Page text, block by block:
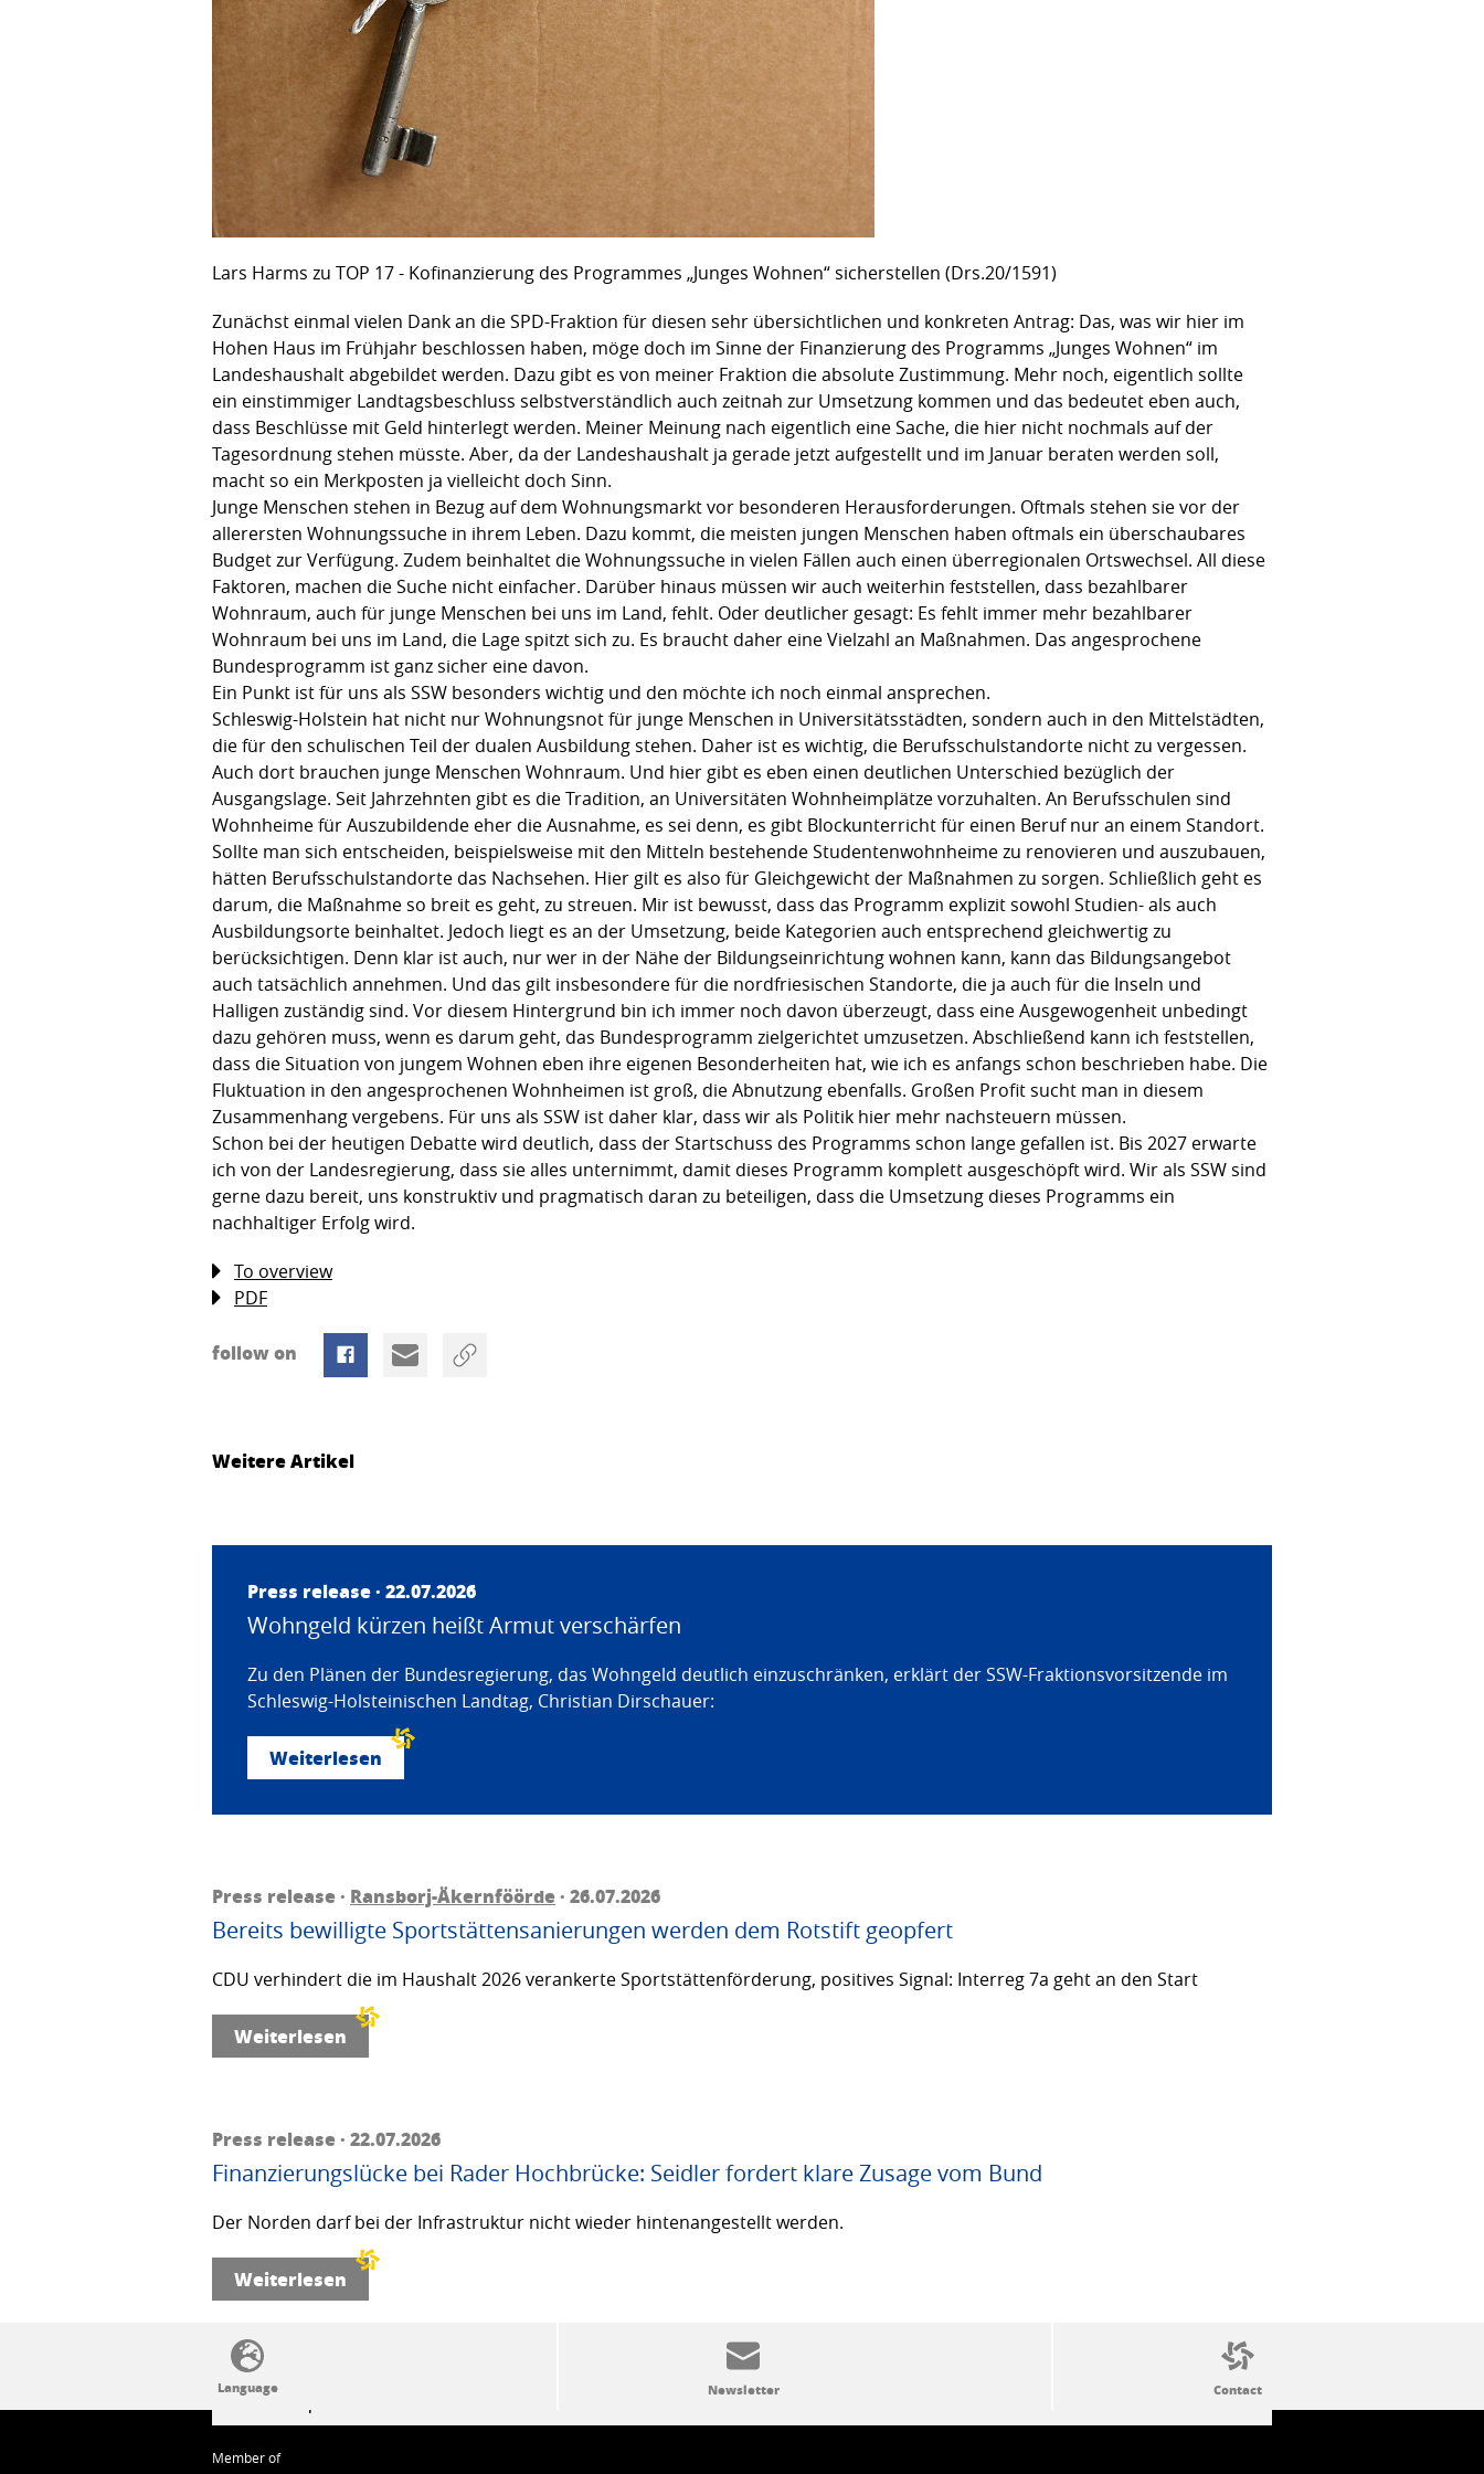
Lars Harms zu TOP 17 - Kofinanzierung des Programmes „Junges Wohnen“ sicherstellen (Drs.20/1591)
Zunächst einmal vielen Dank an die SPD-Fraktion für diesen sehr übersichtlichen und konkreten Antrag: Das, was wir hier im
Hohen Haus im Frühjahr beschlossen haben, möge doch im Sinne der Finanzierung des Programms „Junges Wohnen“ im
Landeshaushalt abgebildet werden. Dazu gibt es von meiner Fraktion die absolute Zustimmung. Mehr noch, eigentlich sollte
ein einstimmiger Landtagsbeschluss selbstverständlich auch zeitnah zur Umsetzung kommen und das bedeutet eben auch,
dass Beschlüsse mit Geld hinterlegt werden. Meiner Meinung nach eigentlich eine Sache, die hier nicht nochmals auf der
Tagesordnung stehen müsste. Aber, da der Landeshaushalt ja gerade jetzt aufgestellt und im Januar beraten werden soll,
macht so ein Merkposten ja vielleicht doch Sinn.
Junge Menschen stehen in Bezug auf dem Wohnungsmarkt vor besonderen Herausforderungen. Oftmals stehen sie vor der
allerersten Wohnungssuche in ihrem Leben. Dazu kommt, die meisten jungen Menschen haben oftmals ein überschaubares
Budget zur Verfügung. Zudem beinhaltet die Wohnungssuche in vielen Fällen auch einen überregionalen Ortswechsel. All diese
Faktoren, machen die Suche nicht einfacher. Darüber hinaus müssen wir auch weiterhin feststellen, dass bezahlbarer
Wohnraum, auch für junge Menschen bei uns im Land, fehlt. Oder deutlicher gesagt: Es fehlt immer mehr bezahlbarer
Wohnraum bei uns im Land, die Lage spitzt sich zu. Es braucht daher eine Vielzahl an Maßnahmen. Das angesprochene
Bundesprogramm ist ganz sicher eine davon.
Ein Punkt ist für uns als SSW besonders wichtig und den möchte ich noch einmal ansprechen.
Schleswig-Holstein hat nicht nur Wohnungsnot für junge Menschen in Universitätsstädten, sondern auch in den Mittelstädten,
die für den schulischen Teil der dualen Ausbildung stehen. Daher ist es wichtig, die Berufsschulstandorte nicht zu vergessen.
Auch dort brauchen junge Menschen Wohnraum. Und hier gibt es eben einen deutlichen Unterschied bezüglich der
Ausgangslage. Seit Jahrzehnten gibt es die Tradition, an Universitäten Wohnheimplätze vorzuhalten. An Berufsschulen sind
Wohnheime für Auszubildende eher die Ausnahme, es sei denn, es gibt Blockunterricht für einen Beruf nur an einem Standort.
Sollte man sich entscheiden, beispielsweise mit den Mitteln bestehende Studentenwohnheime zu renovieren und auszubauen,
hätten Berufsschulstandorte das Nachsehen. Hier gilt es also für Gleichgewicht der Maßnahmen zu sorgen. Schließlich geht es
darum, die Maßnahme so breit es geht, zu streuen. Mir ist bewusst, dass das Programm explizit sowohl Studien- als auch
Ausbildungsorte beinhaltet. Jedoch liegt es an der Umsetzung, beide Kategorien auch entsprechend gleichwertig zu
berücksichtigen. Denn klar ist auch, nur wer in der Nähe der Bildungseinrichtung wohnen kann, kann das Bildungsangebot
auch tatsächlich annehmen. Und das gilt insbesondere für die nordfriesischen Standorte, die ja auch für die Inseln und
Halligen zuständig sind. Vor diesem Hintergrund bin ich immer noch davon überzeugt, dass eine Ausgewogenheit unbedingt
dazu gehören muss, wenn es darum geht, das Bundesprogramm zielgerichtet umzusetzen. Abschließend kann ich feststellen,
dass die Situation von jungem Wohnen eben ihre eigenen Besonderheiten hat, wie ich es anfangs schon beschrieben habe. Die
Fluktuation in den angesprochenen Wohnheimen ist groß, die Abnutzung ebenfalls. Großen Profit sucht man in diesem
Zusammenhang vergebens. Für uns als SSW ist daher klar, dass wir als Politik hier mehr nachsteuern müssen.
Schon bei der heutigen Debatte wird deutlich, dass der Startschuss des Programms schon lange gefallen ist. Bis 2027 erwarte
ich von der Landesregierung, dass sie alles unternimmt, damit dieses Programm komplett ausgeschöpft wird. Wir als SSW sind
gerne dazu bereit, uns konstruktiv und pragmatisch daran zu beteiligen, dass die Umsetzung dieses Programms ein
nachhaltiger Erfolg wird.
To overview
PDF
follow on
Weitere Artikel
Press release · 22.07.2026
Wohngeld kürzen heißt Armut verschärfen
Zu den Plänen der Bundesregierung, das Wohngeld deutlich einzuschränken, erklärt der SSW-Fraktionsvorsitzende im
Schleswig-Holsteinischen Landtag, Christian Dirschauer:
Weiterlesen
Press release · Ransborj-Äkernföörde· 26.07.2026
Bereits bewilligte Sportstättensanierungen werden dem Rotstift geopfert
CDU verhindert die im Haushalt 2026 verankerte Sportstättenförderung, positives Signal: Interreg 7a geht an den Start
Weiterlesen
Press release · 22.07.2026
Finanzierungslücke bei Rader Hochbrücke: Seidler fordert klare Zusage vom Bund
Der Norden darf bei der Infrastruktur nicht wieder hintenangestellt werden.
Weiterlesen
SSW politics from A to Z
Member of